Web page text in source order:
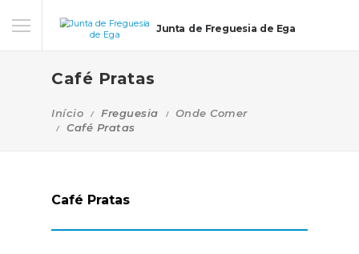
Junta de Freguesia de Ega
Café Pratas
Início Freguesia
Onde Comer
Café Pratas
Café Pratas